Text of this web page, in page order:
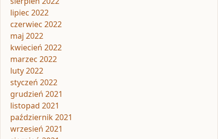
lipiec 2022
czerwiec 2022
maj 2022
kwiecień 2022
marzec 2022
luty 2022
styczeń 2022
grudzień 2021
listopad 2021
październik 2021
wrzesień 2021